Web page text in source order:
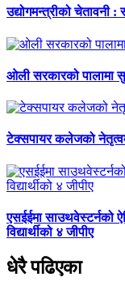
उद्योगमन्त्रीको चेतावनी :
ओली सरकारको पालामा
टेक्सपायर कलेजको
एसईईमा साउथवेस्टर्नको
विद्यार्थीको ४ जीपीए
धेरै पढिएका